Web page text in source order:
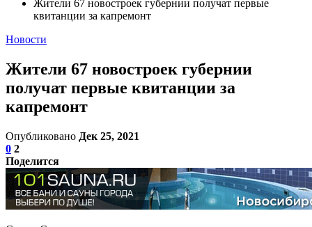
Жители 67 новостроек губернии получат первые
квитанции за капремонт
Новости
Жители 67 новостроек губернии
получат первые квитанции за
капремонт
Опубликовано Дек 25, 2021
0 2
Поделится